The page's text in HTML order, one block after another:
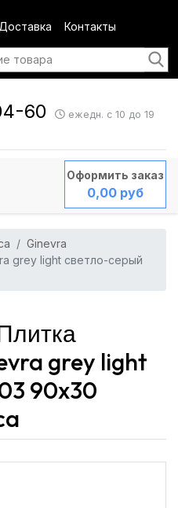
Доставка Контакты
60 ежедн. с 10 до 19
Оформить заказ
0,00 руб
Ginevra
grey light светло-серый
grey light
90x30